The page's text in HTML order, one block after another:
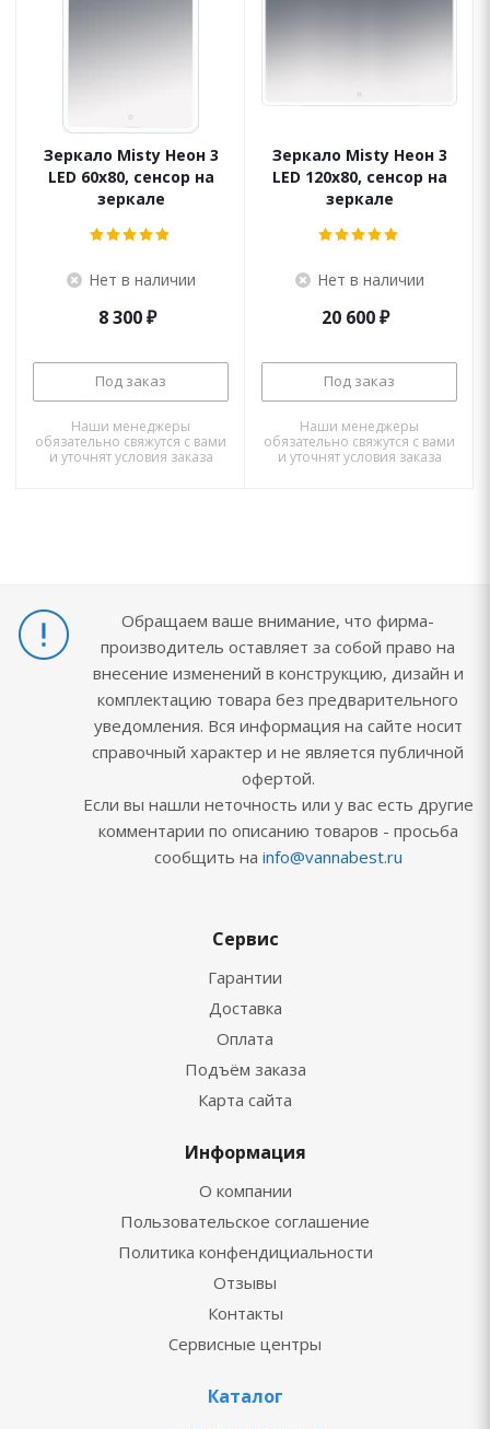
Зеркало Misty Неон 3
LED 60x80, сенсор на
зеркале
Нет в наличии
8 300₽
Под заказ
Наши менеджеры
обязательно свяжутся с вами
и уточнят условия заказа
Зеркало Misty Неон 3
LED 120x80, сенсор на
зеркале
Нет в наличии
20 600₽
Под заказ
Наши менеджеры
обязательно свяжутся с вами
и уточнят условия заказа
Обращаем ваше внимание, что фирма-
производитель оставляет за собой право на
внесение изменений в конструкцию, дизайн и
комплектацию товара без предварительного
уведомления. Вся информация на сайте носит
справочный характер и не является публичной
офертой.
Если вы нашли неточность или у вас есть другие
комментарии по описанию товаров - просьба
сообщить на info@vannabest.ru
Сервис
Гарантии
Доставка
Оплата
Подъём заказа
Карта сайта
Информация
О компании
Пользовательское соглашение
Политика конфендициальности
Отзывы
Контакты
Сервисные центры
Каталог